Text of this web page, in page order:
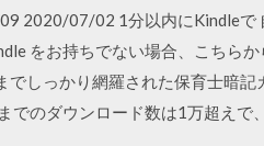
2020/07/02 1分以内にKindleで
をお持ちでない場合、こちら
でしっかり網羅された保育士暗
でのダウンロード数は1万超えで